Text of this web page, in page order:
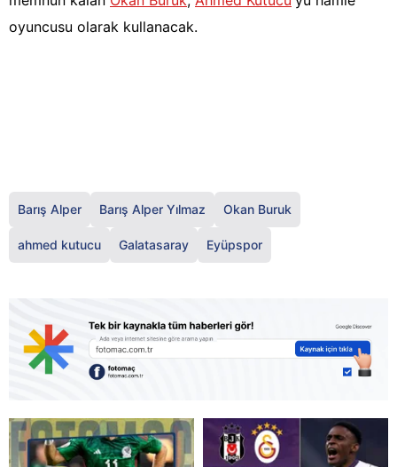
oyuncusu olarak kullanacak.
Barış Alper Barış Alper Yılmaz Okan Buruk
ahmed kutucu Galatasaray Eyüpspor